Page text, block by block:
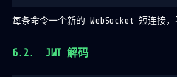
每条命令一个新的 WebSocket 短连接，
JWT 解码